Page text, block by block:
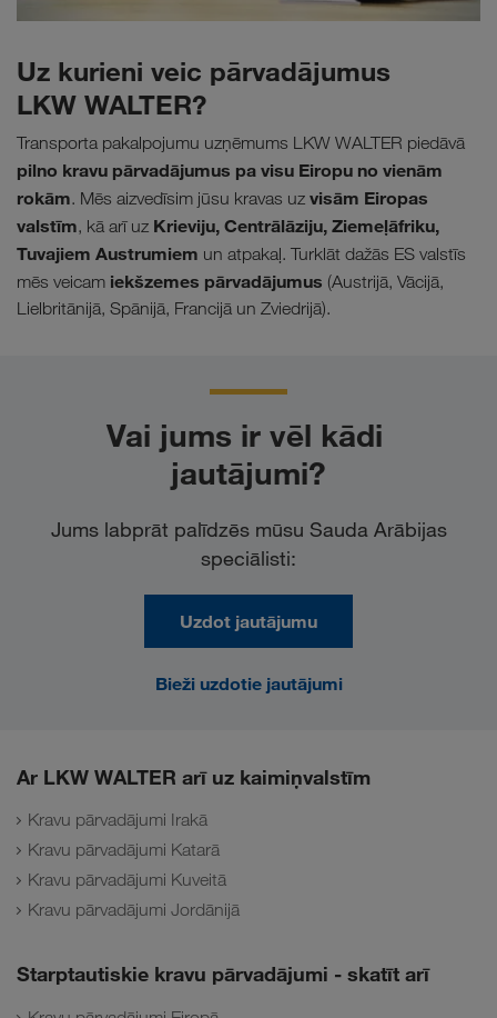
Uz kurieni veic pārvadājumus
LKW WALTER?
Transporta pakalpojumu uzņēmums LKW WALTER piedāvā
pilno kravu pārvadājumus pa visu Eiropu no vienām
rokām. Mēs aizvedīsim jūsu kravas uz visām Eiropas
valstīm, kā arī uz Krieviju, Centrālāziju, Ziemeļāfriku,
Tuvajiem Austrumiem un atpakaļ. Turklāt dažās ES valstīs
mēs veicam iekšzemes pārvadājumus (Austrijā, Vācijā,
Lielbritānijā, Spānijā, Francijā un Zviedrijā).
Vai jums ir vēl kādi
jautājumi?
Jums labprāt palīdzēs mūsu Sauda Arābijas
speciālisti:
Uzdot jautājumu
Bieži uzdotie jautājumi
Ar LKW WALTER arī uz kaimiņvalstīm
Kravu pārvadājumi Irakā
Kravu pārvadājumi Katarā
Kravu pārvadājumi Kuveitā
Kravu pārvadājumi Jordānijā
Starptautiskie kravu pārvadājumi - skatīt arī